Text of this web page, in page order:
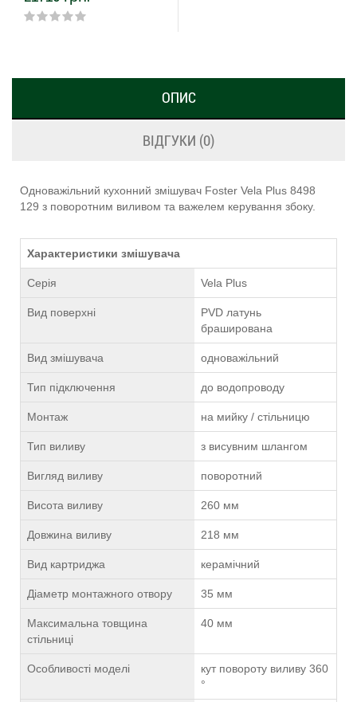
ОПИС
ВІДГУКИ (0)
Одноважільний кухонний змішувач Foster Vela Plus 8498
129 з поворотним виливом та важелем керування збоку.
Характеристики змішувача
Серія Vela Plus
Вид поверхні
PVD латунь
браширована
Вид змішувача одноважільний
Тип підключення до водопроводу
Монтаж на мийку / стільницю
Тип виливу з висувним шлангом
Вигляд виливу поворотний
Висота виливу 260 мм
Довжина виливу 218 мм
Вид картриджа керамічний
Діаметр монтажного отвору 35 мм
Максимальна товщина
стільниці
40 мм
Особливості моделі
кут повороту виливу 360
°